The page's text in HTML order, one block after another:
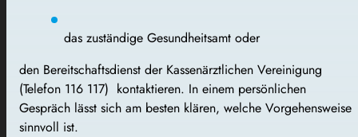
das zuständige Gesundheitsamt oder
den Bereitschaftsdienst der Kassenärztlichen Vereinigung
(Telefon 116 117) kontaktieren. In einem persönlichen
Gespräch lässt sich am besten klären, welche Vorgehensweise
sinnvoll ist.